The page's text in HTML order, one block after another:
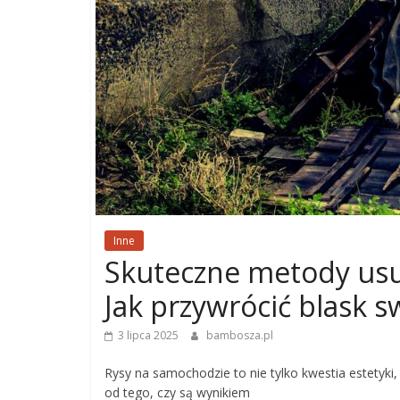
Inne
Skuteczne metody
Jak przywrócić blask
3 lipca 2025 bambosza.pl
Rysy na samochodzie to nie tylko kwestia
od tego, czy są wynikiem